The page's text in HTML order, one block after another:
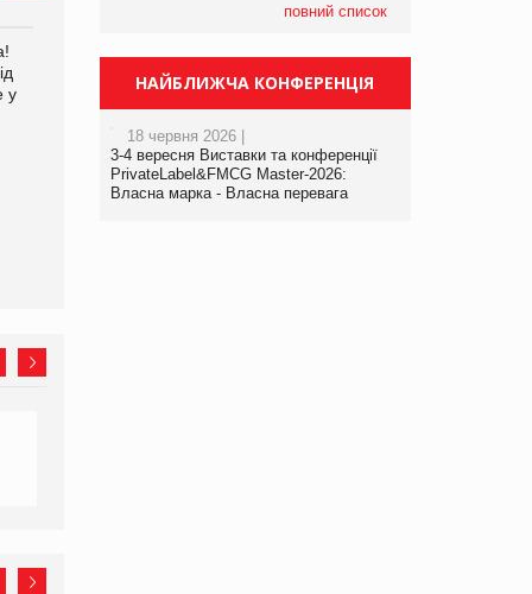
у
EVA.UA запустила
кампанію «Хто б знав» про
повний список
НАЙБЛИЖЧА КОНФЕРЕНЦІЯ
18 червня 2026 |
3-4 вересня Виставки та конференції
PrivateLabel&FMCG Master-2026:
Власна марка - Власна перевага